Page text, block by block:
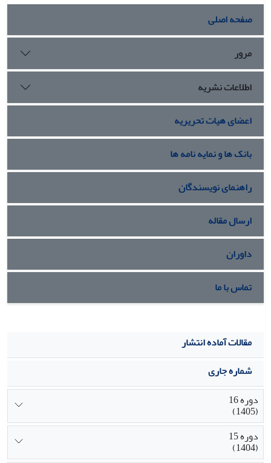
مورچگان استفاده می-شود. قدرت جست وجوی الگوریتم
پشنهادی با ارایه یک روش جست وجوی محلی در همسایگی
نقاط موجه افزایش یافته است و از یک تابع جریمه پویا برای
هدایت پاسخ ها به سمت منطقه موجه استفاده می شود.
حاصل از حل مسایل نمونه، کارآیی قابل ملاحظه الگوریتم
پیشنهادی را نسبت به رویکرد پیشین نشان می دهد و در آن،
علاوه بر ماکزیمم سازی قابلیت اعتماد، مقادیر وزن و هزینه
مورد نیاز نیز حداقل می گردد.
صفحه اصلی
مرور
اطلاعات نشریه
اعضای هیات تحریریه
بانک ها و نمایه نامه ها
راهنمای نویسندگان
ارسال مقاله
داوران
تماس با ما
مقالات آماده انتشار
شماره جاری
دوره 16
(1405)
دوره 15
(1404)